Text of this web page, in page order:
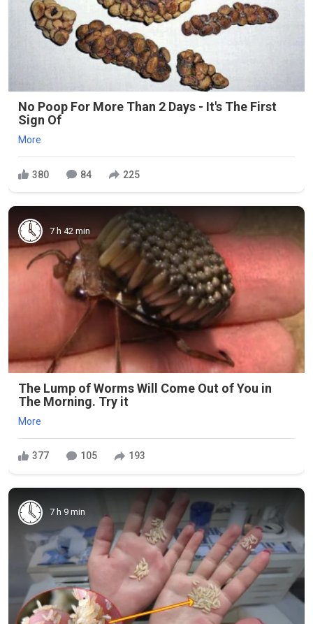
No Poop For More Than 2 Days - It's The First
Sign Of
More
380 84 225
7 h 42 min
The Lump of Worms Will Come Out of You in
The Morning. Try it
More
377 105 193
7 h 9 min